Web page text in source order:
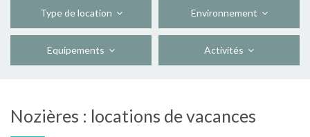
Type de location Environnement
Equipements Activités
Nozières : locations de vacances